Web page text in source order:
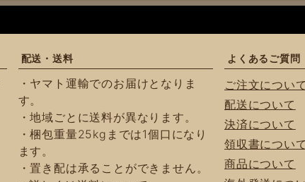
配送・送料
・ヤマト運輸でのお届けとなりま
す。
・地域ごとに送料が異なります。
・梱包重量25kgまでは1個口になり
ます。
・置き配は承ることができません。
よくあるご質問
ご注文について
配送について
決済について
領収書について
商品について